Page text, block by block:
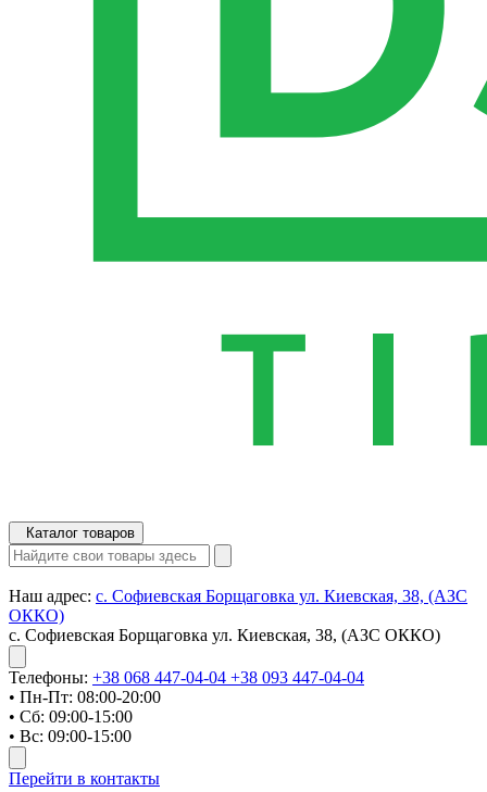
Каталог товаров
Наш адрес: с. Софиевская Борщаговка ул. Киевская, 38, (АЗС
ОККО)
с. Софиевская Борщаговка ул. Киевская, 38, (АЗС ОККО)
Телефоны: +38 068 447-04-04 +38 093 447-04-04
• Пн-Пт: 08:00-20:00
• Сб: 09:00-15:00
• Вс: 09:00-15:00
Перейти в контакты